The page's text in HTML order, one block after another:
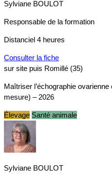
Sylviane BOULOT
Responsable de la formation
Distanciel 4 heures
Consulter la fiche
sur site puis Romillé (35)
Maîtriser l’échographie
mesure) – 2026
Élevage Santé animale
Sylviane BOULOT